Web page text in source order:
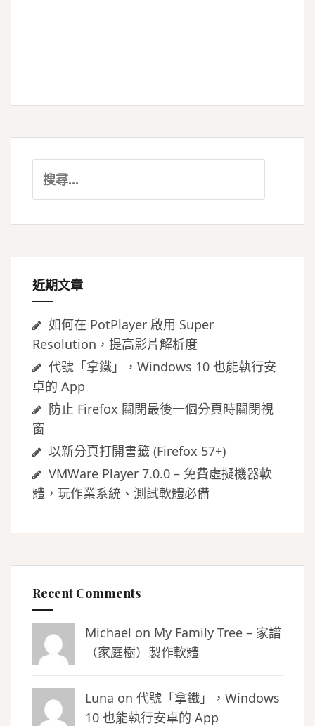
尋
鍵
近期文章
如何在 PotPlayer 啟用 Super
Resolution，提高影片解析度
代號「拿鐵」，Windows 10 也能執行安
卓的 App
防止 Firefox 關閉最後一個分頁時關閉視
窗
以新分頁打開書籤 (Firefox 57+)
VMWare Player 7.0.0 – 免費虛擬機器軟
體，玩作業系統、測試軟體必備
Recent Comments
Michael on My Family Tree – 家譜
（家庭樹）製作軟體
Luna on 代號「拿鐵」，Windows
10 也能執行安卓的 App